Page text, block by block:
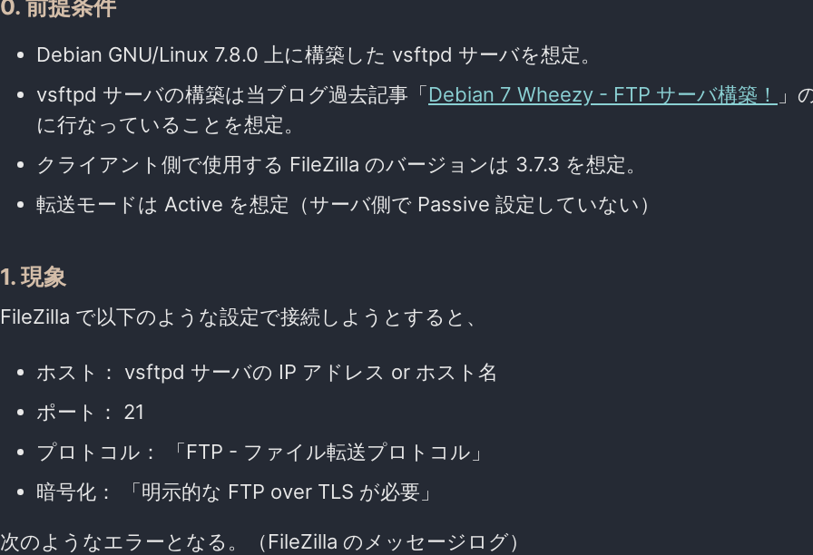
0. 前提条件
Debian GNU/Linux 7.8.0 上に構築した vsftpd サーバを想定。
vsftpd サーバの構築は当ブログ過去記事「Debian 7 Wheezy - FTP サーバ構築！
」
に行なっていることを想定。
クライアント側で使用する FileZilla のバージョンは 3.7.3 を想定。
転送モードは Active を想定（サーバ側で Passive 設定していない）
1. 現象
FileZilla で以下のような設定で接続しようとすると、
ホスト： vsftpd サーバの IP アドレス or ホスト名
ポート： 21
プロトコル： 「FTP - ファイル転送プロトコル」
暗号化： 「明示的な FTP over TLS が必要」
次のようなエラーとなる。（FileZilla のメッセージログ）